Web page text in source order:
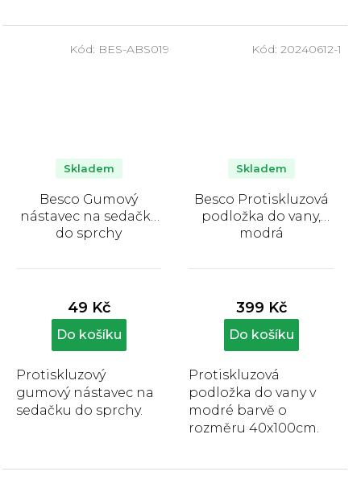
oporu a...
Besco Gumový
nástavec na sedačky
do sprchy
produktu
je
5,0
hvězdiček.
Skladem
49 Kč
Do košíku
Protiskluzový
gumový nástavec na
sedačku do sprchy.
Kód: BES-ABS019
Besco Protiskluzová
podložka do vany,
modrá
produktu
je
5,0
hvězdiček.
Skladem
399 Kč
Do košíku
Protiskluzová
podložka do vany v
modré barvě o
rozměru 40x100cm.
Kód: 20240612-1